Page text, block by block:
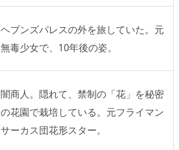
ヘブンズパレスの外を旅していた。元
無毒少女で、10年後の姿。
闇商人。隠れて、禁制の「花」を秘密
の花園で栽培している。元フライマン
サーカス団花形スター。